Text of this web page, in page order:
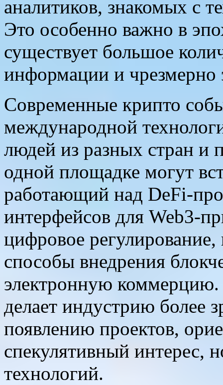
аналитиков, знакомых с
Это особенно важно в
существует большое
информации и чрезмерно
Современные крипто
международной
людей из разных стран и
одной площадке могут
работающий над DeFi-
интерфейсов для Web3-
цифровое
способы внедрения
электронную коммерцию.
делает индустрию более
появлению проектов,
спекулятивный интерес,
технологий.